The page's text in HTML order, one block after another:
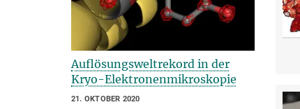
Auflösungsweltrekord in der
Kryo-Elektronenmikroskopie
21. OKTOBER 2020